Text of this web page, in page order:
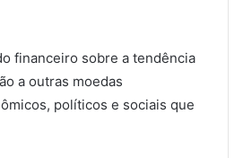
financeiro sobre a tendência
a outras moedas
políticos e sociais que